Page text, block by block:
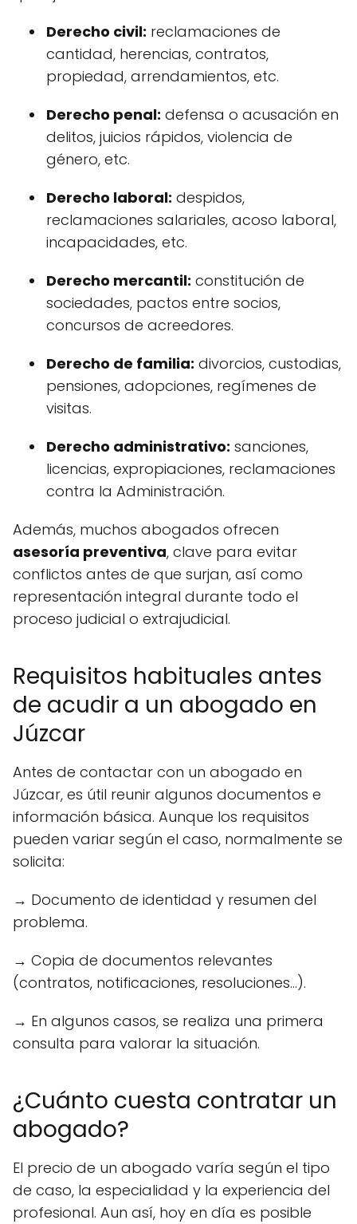
Derecho civil: reclamaciones de
cantidad, herencias, contratos,
propiedad, arrendamientos, etc.
Derecho penal: defensa o acusación en
delitos, juicios rápidos, violencia de
género, etc.
Derecho laboral: despidos,
reclamaciones salariales, acoso laboral,
incapacidades, etc.
Derecho mercantil: constitución de
sociedades, pactos entre socios,
concursos de acreedores.
Derecho de familia: divorcios, custodias,
pensiones, adopciones, regímenes de
visitas.
Derecho administrativo: sanciones,
licencias, expropiaciones, reclamaciones
contra la Administración.
Además, muchos abogados ofrecen
asesoría preventiva, clave para evitar
conflictos antes de que surjan, así como
representación integral durante todo el
proceso judicial o extrajudicial.
Requisitos habituales antes
de acudir a un abogado en
Júzcar
Antes de contactar con un abogado en
Júzcar, es útil reunir algunos documentos e
información básica. Aunque los requisitos
pueden variar según el caso, normalmente se
solicita:
→ Documento de identidad y resumen del
problema.
→ Copia de documentos relevantes
(contratos, notificaciones, resoluciones...).
→ En algunos casos, se realiza una primera
consulta para valorar la situación.
¿Cuánto cuesta contratar un
abogado?
El precio de un abogado varía según el tipo
de caso, la especialidad y la experiencia del
profesional. Aun así, hoy en día es posible